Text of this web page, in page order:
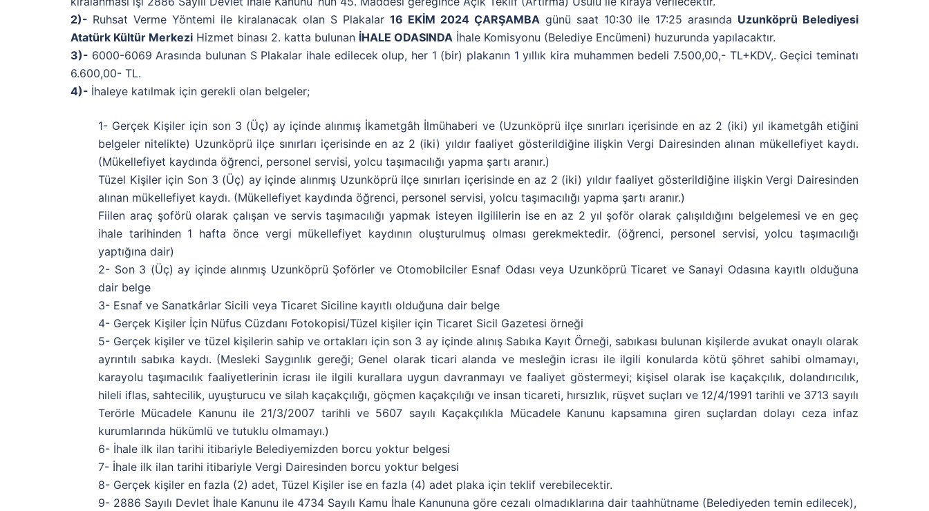
2)- Ruhsat Verme Yöntemi ile kiralanacak olan S Plakalar 16 EKİM 2024 ÇARŞAMBA günü saat 10:30 ile 17:25 arasında Uzunköprü Belediyesi
Atatürk Kültür Merkezi Hizmet binası 2. katta bulunan İHALE ODASINDA İhale Komisyonu (Belediye Encümeni) huzurunda yapılacaktır.
3)- 6000-6069 Arasında bulunan S Plakalar ihale edilecek olup, her 1 (bir) plakanın 1 yıllık kira muhammen bedeli 7.500,00,- TL+KDV,. Geçici teminatı
6.600,00- TL.
4)- İhaleye katılmak için gerekli olan belgeler;
1- Gerçek Kişiler için son 3 (Üç) ay içinde alınmış İkametgâh İlmühaberi ve (Uzunköprü ilçe sınırları içerisinde en az 2 (iki) yıl ikametgâh etiğini
belgeler nitelikte) Uzunköprü ilçe sınırları içerisinde en az 2 (iki) yıldır faaliyet gösterildiğine ilişkin Vergi Dairesinden alınan mükellefiyet kaydı.
(Mükellefiyet kaydında öğrenci, personel servisi, yolcu taşımacılığı yapma şartı aranır.)
Tüzel Kişiler için Son 3 (Üç) ay içinde alınmış Uzunköprü ilçe sınırları içerisinde en az 2 (iki) yıldır faaliyet gösterildiğine ilişkin Vergi Dairesinden
alınan mükellefiyet kaydı. (Mükellefiyet kaydında öğrenci, personel servisi, yolcu taşımacılığı yapma şartı aranır.)
Fiilen araç şoförü olarak çalışan ve servis taşımacılığı yapmak isteyen ilgililerin ise en az 2 yıl şoför olarak çalışıldığını belgelemesi ve en geç
ihale tarihinden 1 hafta önce vergi mükellefiyet kaydının oluşturulmuş olması gerekmektedir. (öğrenci, personel servisi, yolcu taşımacılığı
yaptığına dair)
2- Son 3 (Üç) ay içinde alınmış Uzunköprü Şoförler ve Otomobilciler Esnaf Odası veya Uzunköprü Ticaret ve Sanayi Odasına kayıtlı olduğuna
dair belge
3- Esnaf ve Sanatkârlar Sicili veya Ticaret Siciline kayıtlı olduğuna dair belge
4- Gerçek Kişiler İçin Nüfus Cüzdanı Fotokopisi/Tüzel kişiler için Ticaret Sicil Gazetesi örneği
5- Gerçek kişiler ve tüzel kişilerin sahip ve ortakları için son 3 ay içinde alınış Sabıka Kayıt Örneği, sabıkası bulunan kişilerde avukat onaylı olarak
ayrıntılı sabıka kaydı. (Mesleki Saygınlık gereği; Genel olarak ticari alanda ve mesleğin icrası ile ilgili konularda kötü şöhret sahibi olmamayı,
karayolu taşımacılık faaliyetlerinin icrası ile ilgili kurallara uygun davranmayı ve faaliyet göstermeyi; kişisel olarak ise kaçakçılık, dolandırıcılık,
hileli iflas, sahtecilik, uyuşturucu ve silah kaçakçılığı, göçmen kaçakçılığı ve insan ticareti, hırsızlık, rüşvet suçları ve 12/4/1991 tarihli ve 3713 sayılı
Terörle Mücadele Kanunu ile 21/3/2007 tarihli ve 5607 sayılı Kaçakçılıkla Mücadele Kanunu kapsamına giren suçlardan dolayı ceza infaz
kurumlarında hükümlü ve tutuklu olmamayı.)
6- İhale ilk ilan tarihi itibariyle Belediyemizden borcu yoktur belgesi
7- İhale ilk ilan tarihi itibariyle Vergi Dairesinden borcu yoktur belgesi
8- Gerçek kişiler en fazla (2) adet, Tüzel Kişiler ise en fazla (4) adet plaka için teklif verebilecektir.
9- 2886 Sayılı Devlet İhale Kanunu ile 4734 Sayılı Kamu İhale Kanununa göre cezalı olmadıklarına dair taahhütname (Belediyeden temin edilecek),